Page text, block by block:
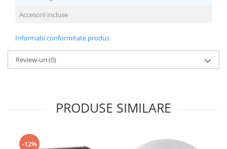
Accesorii incluse
Informatii conformitate produs
Review-uri(0)
PRODUSE SIMILARE
-12%